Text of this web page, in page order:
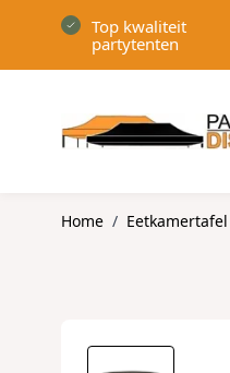
Top kwaliteit
partytenten
Home /